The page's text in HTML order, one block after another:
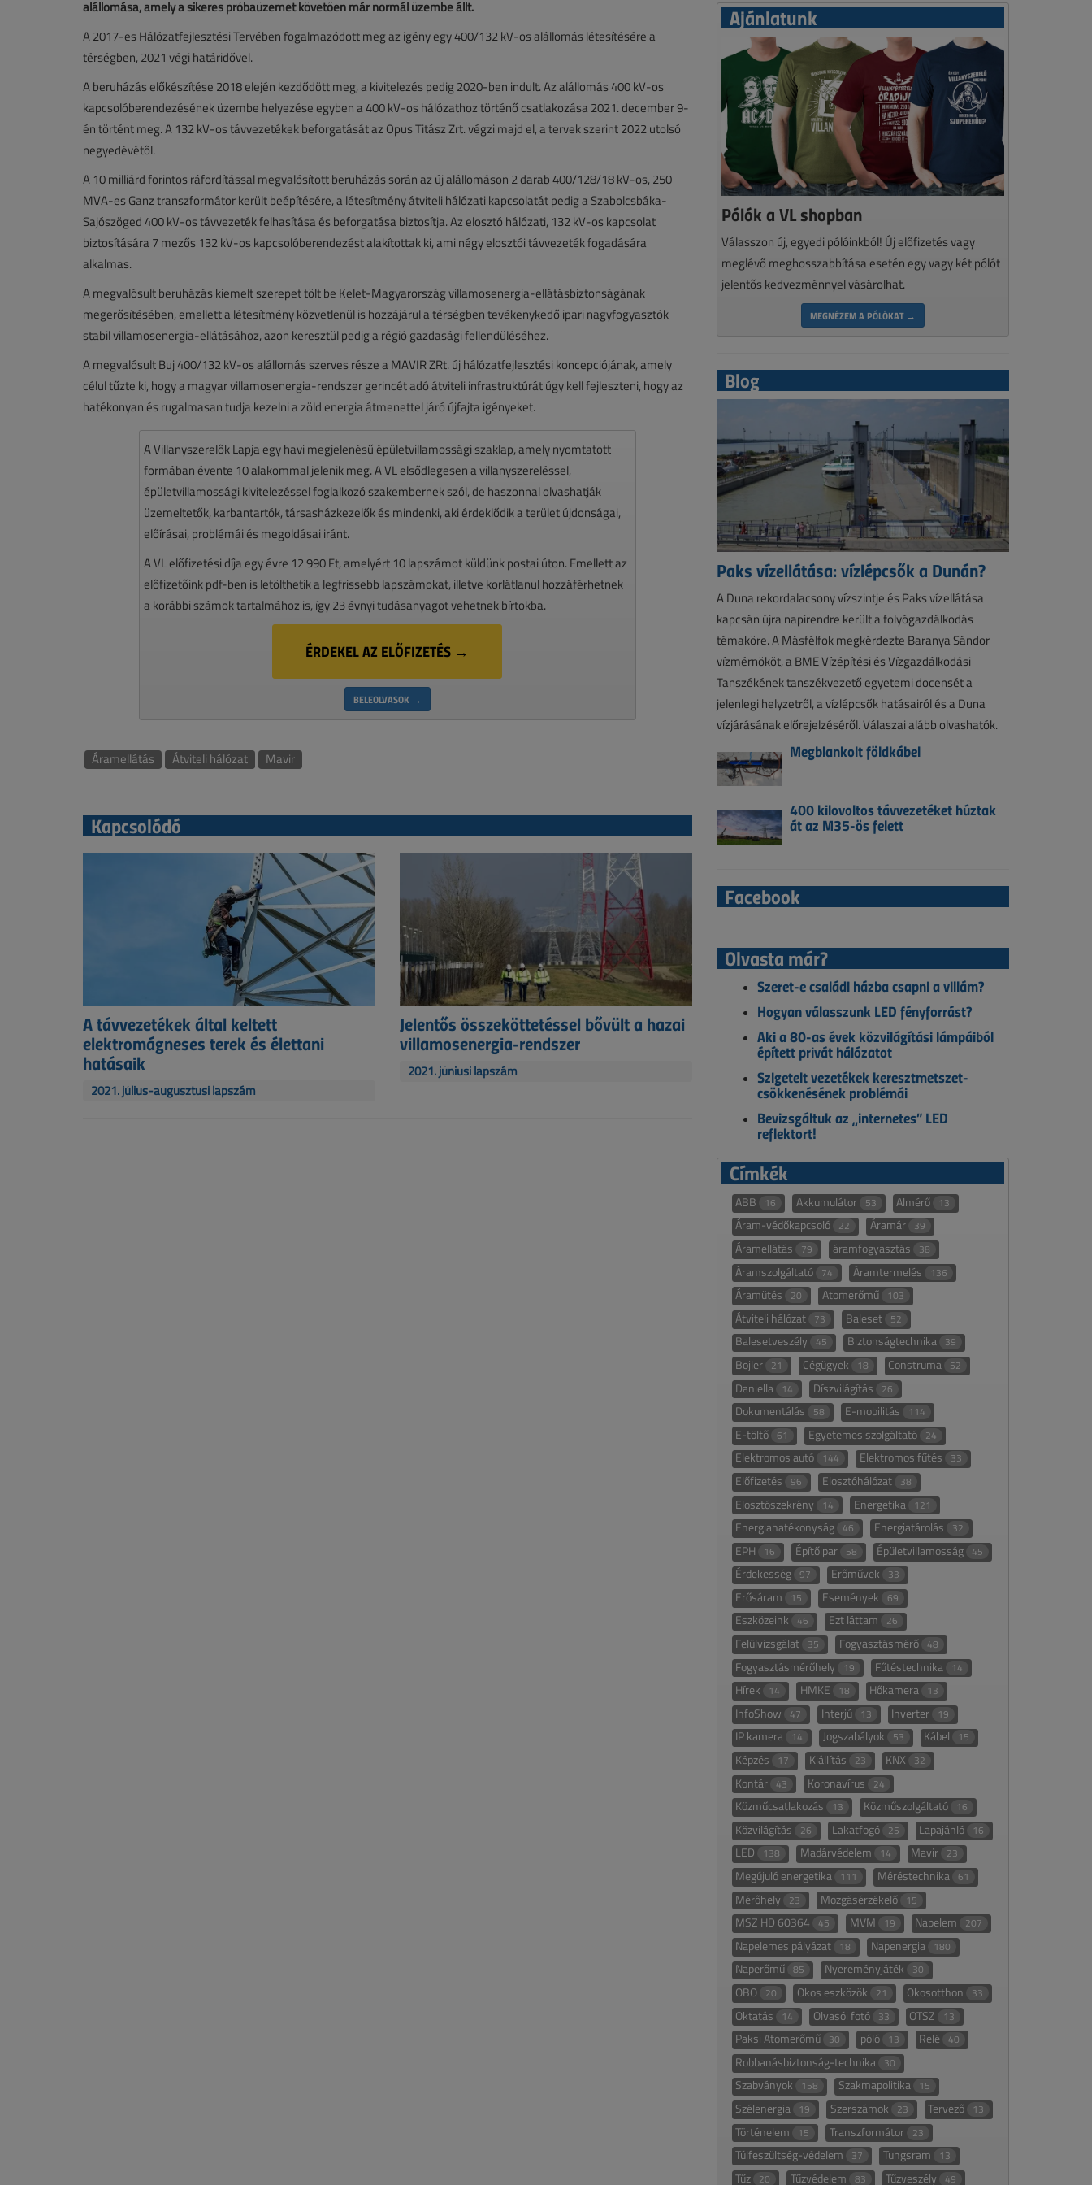
alállomása, amely a sikeres próbaüzemet követően már normál üzembe állt.
A 2017-es Hálózatfejlesztési Tervében fogalmazódott meg az igény egy 400/132 kV-os alállomás létesítésére a
térségben, 2021 végi határidővel.
A beruházás előkészítése 2018 elején kezdődött meg, a kivitelezés pedig 2020-ben indult. Az alállomás 400 kV-os
kapcsolóberendezésének üzembe helyezése egyben a 400 kV-os hálózathoz történő csatlakozása 2021. december 9-
én történt meg. A 132 kV-os távvezetékek beforgatását az Opus Titász Zrt. végzi majd el, a tervek szerint 2022 utolsó
negyedévétől.
A 10 milliárd forintos ráfordítással megvalósított beruházás során az új alállomáson 2 darab 400/128/18 kV-os, 250
MVA-es Ganz transzformátor került beépítésére, a létesítmény átviteli hálózati kapcsolatát pedig a Szabolcsbáka-
Sajószöged 400 kV-os távvezeték felhasítása és beforgatása biztosítja. Az elosztó hálózati, 132 kV-os kapcsolat
biztosítására 7 mezős 132 kV-os kapcsolóberendezést alakítottak ki, ami négy elosztói távvezeték fogadására
alkalmas.
A megvalósult beruházás kiemelt szerepet tölt be Kelet-Magyarország villamosenergia-ellátásbiztonságának
megerősítésében, emellett a létesítmény közvetlenül is hozzájárul a térségben tevékenykedő ipari nagyfogyasztók
stabil villamosenergia-ellátásához, azon keresztül pedig a régió gazdasági fellendüléséhez.
A megvalósult Buj 400/132 kV-os alállomás szerves része a MAVIR ZRt. új hálózatfejlesztési koncepciójának, amely
célul tűzte ki, hogy a magyar villamosenergia-rendszer gerincét adó átviteli infrastruktúrát úgy kell fejleszteni, hogy az
hatékonyan és rugalmasan tudja kezelni a zöld energia átmenettel járó újfajta igényeket.
A Villanyszerelők Lapja egy havi megjelenésű épületvillamossági szaklap, amely nyomtatott
formában évente 10 alakommal jelenik meg. A VL elsődlegesen a villanyszereléssel,
épületvillamossági kivitelezéssel foglalkozó szakembernek szól, de haszonnal olvashatják
üzemeltetők, karbantartók, társasházkezelők és mindenki, aki érdeklődik a terület újdonságai,
előírásai, problémái és megoldásai iránt.
A VL előfizetési díja egy évre 12 990 Ft, amelyért 10 lapszámot küldünk postai úton. Emellett az
előfizetőink pdf-ben is letölthetik a legfrissebb lapszámokat, illetve korlátlanul hozzáférhetnek
a korábbi számok tartalmához is, így 23 évnyi tudásanyagot vehetnek bírtokba.
ÉRDEKEL AZ ELŐFIZETÉS →
BELEOLVASOK →
Áramellátás Átviteli hálózat Mavir
Kapcsolódó
A távvezetékek által keltett
elektromágneses terek és élettani
hatásaik
2021. július-augusztusi lapszám
Jelentős összeköttetéssel bővült a hazai
villamosenergia-rendszer
2021. júniusi lapszám
Ajánlatunk
Pólók a VL shopban
Válasszon új, egyedi pólóinkból! Új előfizetés vagy
meglévő meghosszabbítása esetén egy vagy két pólót
jelentős kedvezménnyel vásárolhat.
MEGNÉZEM A PÓLÓKAT →
Blog
Paks vízellátása: vízlépcsők a Dunán?
A Duna rekordalacsony vízszintje és Paks vízellátása
kapcsán újra napirendre került a folyógazdálkodás
témaköre. A Másfélfok megkérdezte Baranya Sándor
vízmérnököt, a BME Vízépítési és Vízgazdálkodási
Tanszékének tanszékvezető egyetemi docensét a
jelenlegi helyzetről, a vízlépcsők hatásairól és a Duna
vízjárásának előrejelzéséről. Válaszai alább olvashatók.
Megblankolt földkábel
400 kilovoltos távvezetéket húztak
át az M35-ös felett
Facebook
Olvasta már?
Szeret-e családi házba csapni a villám?
Hogyan válasszunk LED fényforrást?
Aki a 80-as évek közvilágítási lámpáiból
épített privát hálózatot
Szigetelt vezetékek keresztmetszet-
csökkenésének problémái
Bevizsgáltuk az „internetes” LED
reflektort!
Címkék
ABB 16 Akkumulátor 53 Almérő 13
Áram-védőkapcsoló 22 Áramár 39
Áramellátás 79 áramfogyasztás 38
Áramszolgáltató 74 Áramtermelés 136
Áramütés 20 Atomerőmű 103
Átviteli hálózat 73 Baleset 52
Balesetveszély 45 Biztonságtechnika 39
Bojler 21 Cégügyek 18 Construma 52
Daniella 14 Díszvilágítás 26
Dokumentálás 58 E-mobilitás 114
E-töltő 61 Egyetemes szolgáltató 24
Elektromos autó 144 Elektromos fűtés 33
Előfizetés 96 Elosztóhálózat 38
Elosztószekrény 14 Energetika 121
Energiahatékonyság 46 Energiatárolás 32
EPH 16 Építőipar 58 Épületvillamosság 45
Érdekesség 97 Erőművek 33
Erősáram 15 Események 69
Eszközeink 46 Ezt láttam 26
Felülvizsgálat 35 Fogyasztásmérő 48
Fogyasztásmérőhely 19 Fűtéstechnika 14
Hírek 14 HMKE 18 Hőkamera 13
InfoShow 47 Interjú 13 Inverter 19
IP kamera 14 Jogszabályok 53 Kábel 15
Képzés 17 Kiállítás 23 KNX 32
Kontár 43 Koronavírus 24
Közműcsatlakozás 13 Közműszolgáltató 16
Közvilágítás 26 Lakatfogó 25 Lapajánló 16
LED 138 Madárvédelem 14 Mavir 23
Megújuló energetika 111 Méréstechnika 61
Mérőhely 23 Mozgásérzékelő 15
MSZ HD 60364 45 MVM 19 Napelem 207
Napelemes pályázat 18 Napenergia 180
Naperőmű 85 Nyereményjáték 30
OBO 20 Okos eszközök 21 Okosotthon 33
Oktatás 14 Olvasói fotó 33 OTSZ 13
Paksi Atomerőmű 30 póló 13 Relé 40
Robbanásbiztonság-technika 30
Szabványok 158 Szakmapolitika 15
Szélenergia 19 Szerszámok 23 Tervező 13
Történelem 15 Transzformátor 23
Túlfeszültség-védelem 37 Tungsram 13
Tűz 20 Tűzvédelem 83 Tűzveszély 49